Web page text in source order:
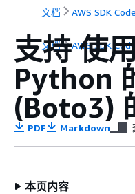
文档 AWS SDK
文档 AWS SDK
支持 使
Python
(Boto3)
PDF Markdown
本页内容